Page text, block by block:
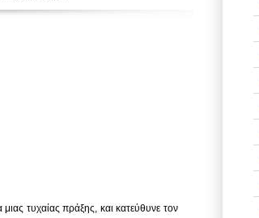
τυχαίας πράξης, και κατεύθυνε τον